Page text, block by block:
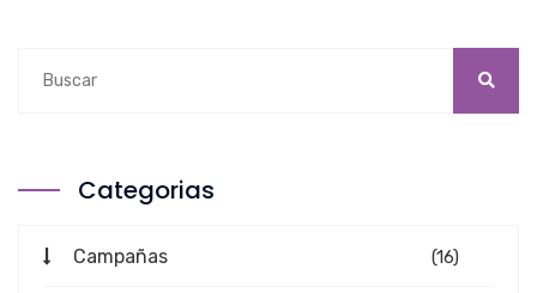
Categorias
Campañas (16)